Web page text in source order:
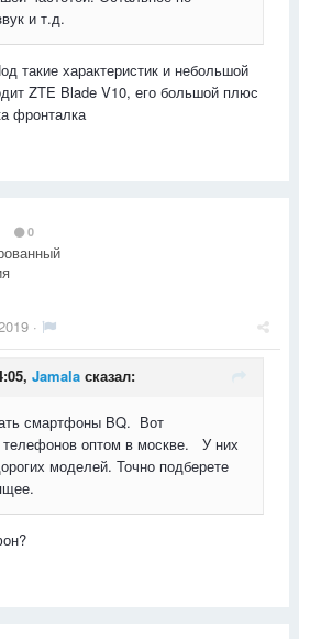
и т.д.
такие характеристик и небольшой
ZTE Blade V10, его большой плюс
фронталка
0
·
Jamala сказал:
смартфоны BQ. Вот
телефонов оптом в москве. У них
моделей. Точно подберете